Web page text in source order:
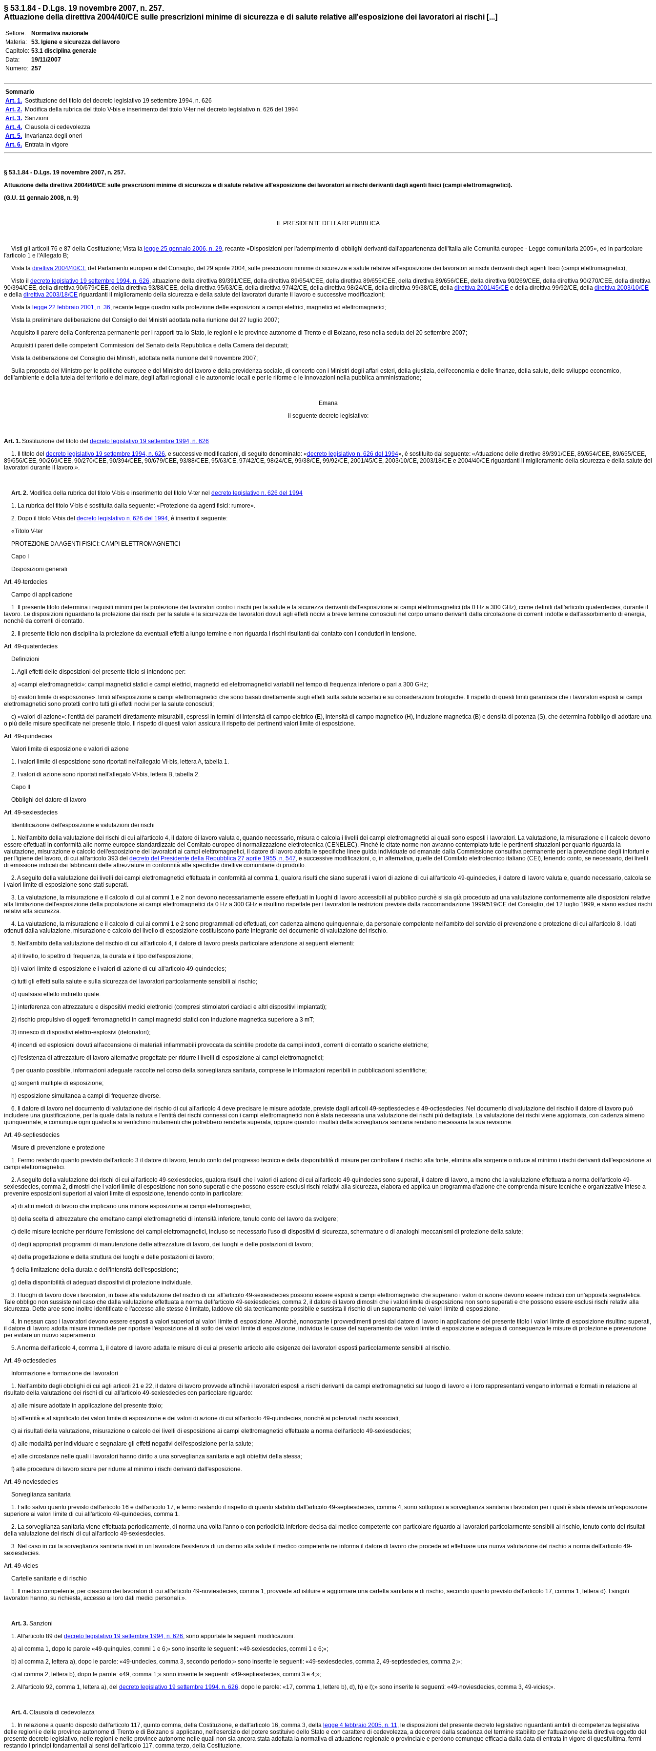
§ 53.1.84 - D.Lgs. 19 novembre 2007, n. 257.
Attuazione della direttiva 2004/40/CE sulle prescrizioni minime di sicurezza e di salute relative all'esposizione dei lavoratori ai rischi [...]
Settore:
Normativa nazionale
Materia:
53. Igiene e sicurezza del lavoro
Capitolo: 53.1 disciplina generale
Data:
19/11/2007
Numero: 257
Sommario
Art. 1. Sostituzione del titolo del decreto legislativo 19 settembre 1994, n. 626
Art. 2. Modifica della rubrica del titolo V-bis e inserimento del titolo V-ter nel decreto legislativo n. 626 del 1994
Art. 3. Sanzioni
Art. 4. Clausola di cedevolezza
Art. 5. Invarianza degli oneri
Art. 6. Entrata in vigore
§ 53.1.84 - D.Lgs. 19 novembre 2007, n. 257.
Attuazione della direttiva 2004/40/CE sulle prescrizioni minime di sicurezza e di salute relative all'esposizione dei lavoratori ai rischi derivanti dagli agenti fisici (campi elettromagnetici).
(G.U. 11 gennaio 2008, n. 9)
IL PRESIDENTE DELLA REPUBBLICA
Visti gli articoli 76 e 87 della Costituzione; Vista la legge 25 gennaio 2006, n. 29, recante «Disposizioni per l'adempimento di obblighi derivanti dall'appartenenza dell'Italia alle Comunità europee - Legge comunitaria 2005», ed in particolare
l'articolo 1 e l'Allegato B;
Vista la direttiva 2004/40/CE del Parlamento europeo e del Consiglio, del 29 aprile 2004, sulle prescrizioni minime di sicurezza e salute relative all'esposizione dei lavoratori ai rischi derivanti dagli agenti fisici (campi elettromagnetici);
Visto il decreto legislativo 19 settembre 1994, n. 626, attuazione della direttiva 89/391/CEE, della direttiva 89/654/CEE, della direttiva 89/655/CEE, della direttiva 89/656/CEE, della direttiva 90/269/CEE, della direttiva 90/270/CEE, della direttiva
90/394/CEE, della direttiva 90/679/CEE, della direttiva 93/88/CEE, della direttiva 95/63/CE, della direttiva 97/42/CE, della direttiva 98/24/CE, della direttiva 99/38/CE, della direttiva 2001/45/CE e della direttiva 99/92/CE, della direttiva 2003/10/CE
e della direttiva 2003/18/CE riguardanti il miglioramento della sicurezza e della salute dei lavoratori durante il lavoro e successive modificazioni;
Vista la legge 22 febbraio 2001, n. 36, recante legge quadro sulla protezione delle esposizioni a campi elettrici, magnetici ed elettromagnetici;
Vista la preliminare deliberazione del Consiglio dei Ministri adottata nella riunione del 27 luglio 2007;
Acquisito il parere della Conferenza permanente per i rapporti tra lo Stato, le regioni e le province autonome di Trento e di Bolzano, reso nella seduta del 20 settembre 2007;
Acquisiti i pareri delle competenti Commissioni del Senato della Repubblica e della Camera dei deputati;
Vista la deliberazione del Consiglio dei Ministri, adottata nella riunione del 9 novembre 2007;
Sulla proposta del Ministro per le politiche europee e del Ministro del lavoro e della previdenza sociale, di concerto con i Ministri degli affari esteri, della giustizia, dell'economia e delle finanze, della salute, dello sviluppo economico,
dell'ambiente e della tutela del territorio e del mare, degli affari regionali e le autonomie locali e per le riforme e le innovazioni nella pubblica amministrazione;
Emana
il seguente decreto legislativo:
Art. 1. Sostituzione del titolo del decreto legislativo 19 settembre 1994, n. 626
1. Il titolo del decreto legislativo 19 settembre 1994, n. 626, e successive modificazioni, di seguito denominato: «decreto legislativo n. 626 del 1994», è sostituito dal seguente: «Attuazione delle direttive 89/391/CEE, 89/654/CEE, 89/655/CEE,
89/656/CEE, 90/269/CEE, 90/270/CEE, 90/394/CEE, 90/679/CEE, 93/88/CEE, 95/63/CE, 97/42/CE, 98/24/CE, 99/38/CE, 99/92/CE, 2001/45/CE, 2003/10/CE, 2003/18/CE e 2004/40/CE riguardanti il miglioramento della sicurezza e della salute dei
lavoratori durante il lavoro.».
Art. 2. Modifica della rubrica del titolo V-bis e inserimento del titolo V-ter nel decreto legislativo n. 626 del 1994
1. La rubrica del titolo V-bis è sostituita dalla seguente: «Protezione da agenti fisici: rumore».
2. Dopo il titolo V-bis del decreto legislativo n. 626 del 1994, è inserito il seguente:
«Titolo V-ter
PROTEZIONE DA AGENTI FISICI: CAMPI ELETTROMAGNETICI
Capo I
Disposizioni generali
Art. 49-terdecies
Campo di applicazione
1. Il presente titolo determina i requisiti minimi per la protezione dei lavoratori contro i rischi per la salute e la sicurezza derivanti dall'esposizione ai campi elettromagnetici (da 0 Hz a 300 GHz), come definiti dall'articolo quaterdecies, durante il
lavoro. Le disposizioni riguardano la protezione dai rischi per la salute e la sicurezza dei lavoratori dovuti agli effetti nocivi a breve termine conosciuti nel corpo umano derivanti dalla circolazione di correnti indotte e dall'assorbimento di energia,
nonchè da correnti di contatto.
2. Il presente titolo non disciplina la protezione da eventuali effetti a lungo termine e non riguarda i rischi risultanti dal contatto con i conduttori in tensione.
Art. 49-quaterdecies
Definizioni
1. Agli effetti delle disposizioni del presente titolo si intendono per:
a) «campi elettromagnetici»: campi magnetici statici e campi elettrici, magnetici ed elettromagnetici variabili nel tempo di frequenza inferiore o pari a 300 GHz;
b) «valori limite di esposizione»: limiti all'esposizione a campi elettromagnetici che sono basati direttamente sugli effetti sulla salute accertati e su considerazioni biologiche. Il rispetto di questi limiti garantisce che i lavoratori esposti ai campi
elettromagnetici sono protetti contro tutti gli effetti nocivi per la salute conosciuti;
c) «valori di azione»: l'entità dei parametri direttamente misurabili, espressi in termini di intensità di campo elettrico (E), intensità di campo magnetico (H), induzione magnetica (B) e densità di potenza (S), che determina l'obbligo di adottare una
o più delle misure specificate nel presente titolo. Il rispetto di questi valori assicura il rispetto dei pertinenti valori limite di esposizione.
Art. 49-quindecies
Valori limite di esposizione e valori di azione
1. I valori limite di esposizione sono riportati nell'allegato VI-bis, lettera A, tabella 1.
2. I valori di azione sono riportati nell'allegato VI-bis, lettera B, tabella 2.
Capo II
Obblighi del datore di lavoro
Art. 49-sexiesdecies
Identificazione dell'esposizione e valutazioni dei rischi
1. Nell'ambito della valutazione dei rischi di cui all'articolo 4, il datore di lavoro valuta e, quando necessario, misura o calcola i livelli dei campi elettromagnetici ai quali sono esposti i lavoratori. La valutazione, la misurazione e il calcolo devono
essere effettuati in conformità alle norme europee standardizzate del Comitato europeo di normalizzazione elettrotecnica (CENELEC). Finchè le citate norme non avranno contemplato tutte le pertinenti situazioni per quanto riguarda la
valutazione, misurazione e calcolo dell'esposizione dei lavoratori ai campi elettromagnetici, il datore di lavoro adotta le specifiche linee guida individuate od emanate dalla Commissione consultiva permanente per la prevenzione degli infortuni e
per l'igiene del lavoro, di cui all'articolo 393 del decreto del Presidente della Repubblica 27 aprile 1955, n. 547, e successive modificazioni, o, in alternativa, quelle del Comitato elettrotecnico italiano (CEI), tenendo conto, se necessario, dei livelli
di emissione indicati dai fabbricanti delle attrezzature in confonnità alle specifiche direttive comunitarie di prodotto.
2. A seguito della valutazione dei livelli dei campi elettromagnetici effettuata in conformità al comma 1, qualora risulti che siano superati i valori di azione di cui all'articolo 49-quindecies, il datore di lavoro valuta e, quando necessario, calcola se
i valori limite di esposizione sono stati superati.
3. La valutazione, la misurazione e il calcolo di cui ai commi 1 e 2 non devono necessariamente essere effettuati in luoghi di lavoro accessibili al pubblico purchè si sia già proceduto ad una valutazione conformemente alle disposizioni relative
alla limitazione dell'esposizione della popolazione ai campi elettromagnetici da 0 Hz a 300 GHz e risultino rispettate per i lavoratori le restrizioni previste dalla raccomandazione 1999/519/CE del Consiglio, del 12 luglio 1999, e siano esclusi rischi
relativi alla sicurezza.
4. La valutazione, la misurazione e il calcolo di cui ai commi 1 e 2 sono programmati ed effettuati, con cadenza almeno quinquennale, da personale competente nell'ambito del servizio di prevenzione e protezione di cui all'articolo 8. I dati
ottenuti dalla valutazione, misurazione e calcolo del livello di esposizione costituiscono parte integrante del documento di valutazione del rischio.
5. Nell'ambito della valutazione del rischio di cui all'articolo 4, il datore di lavoro presta particolare attenzione ai seguenti elementi:
a) il livello, lo spettro di frequenza, la durata e il tipo dell'esposizione;
b) i valori limite di esposizione e i valori di azione di cui all'articolo 49-quindecies;
c) tutti gli effetti sulla salute e sulla sicurezza dei lavoratori particolarmente sensibili al rischio;
d) qualsiasi effetto indiretto quale:
1) interferenza con attrezzature e dispositivi medici elettronici (compresi stimolatori cardiaci e altri dispositivi impiantati);
2) rischio propulsivo di oggetti ferromagnetici in campi magnetici statici con induzione magnetica superiore a 3 mT;
3) innesco di dispositivi elettro-esplosivi (detonatori);
4) incendi ed esplosioni dovuti all'accensione di materiali infiammabili provocata da scintille prodotte da campi indotti, correnti di contatto o scariche elettriche;
e) l'esistenza di attrezzature di lavoro alternative progettate per ridurre i livelli di esposizione ai campi elettromagnetici;
f) per quanto possibile, informazioni adeguate raccolte nel corso della sorveglianza sanitaria, comprese le informazioni reperibili in pubblicazioni scientifiche;
g) sorgenti multiple di esposizione;
h) esposizione simultanea a campi di frequenze diverse.
6. Il datore di lavoro nel documento di valutazione del rischio di cui all'articolo 4 deve precisare le misure adottate, previste dagli articoli 49-septiesdecies e 49-octiesdecies. Nel documento di valutazione del rischio il datore di lavoro può
includere una giustificazione, per la quale data la natura e l'entità dei rischi connessi con i campi elettromagnetici non è stata necessaria una valutazione dei rischi più dettagliata. La valutazione dei rischi viene aggiornata, con cadenza almeno
quinquennale, e comunque ogni qualvolta si verifichino mutamenti che potrebbero renderla superata, oppure quando i risultati della sorveglianza sanitaria rendano necessaria la sua revisione.
Art. 49-septiesdecies
Misure di prevenzione e protezione
1. Fermo restando quanto previsto dall'articolo 3 il datore di lavoro, tenuto conto del progresso tecnico e della disponibilità di misure per controllare il rischio alla fonte, elimina alla sorgente o riduce al minimo i rischi derivanti dall'esposizione ai
campi elettromagnetici.
2. A seguito della valutazione dei rischi di cui all'articolo 49-sexiesdecies, qualora risulti che i valori di azione di cui all'articolo 49-quindecies sono superati, il datore di lavoro, a meno che la valutazione effettuata a norma dell'articolo 49-
sexiesdecies, comma 2, dimostri che i valori limite di esposizione non sono superati e che possono essere esclusi rischi relativi alla sicurezza, elabora ed applica un programma d'azione che comprenda misure tecniche e organizzative intese a
prevenire esposizioni superiori ai valori limite di esposizione, tenendo conto in particolare:
a) di altri metodi di lavoro che implicano una minore esposizione ai campi elettromagnetici;
b) della scelta di attrezzature che emettano campi elettromagnetici di intensità inferiore, tenuto conto del lavoro da svolgere;
c) delle misure tecniche per ridurre l'emissione dei campi elettromagnetici, incluso se necessario l'uso di dispositivi di sicurezza, schermature o di analoghi meccanismi di protezione della salute;
d) degli appropriati programmi di manutenzione delle attrezzature di lavoro, dei luoghi e delle postazioni di lavoro;
e) della progettazione e della struttura dei luoghi e delle postazioni di lavoro;
f) della limitazione della durata e dell'intensità dell'esposizione;
g) della disponibilità di adeguati dispositivi di protezione individuale.
3. I luoghi di lavoro dove i lavoratori, in base alla valutazione del rischio di cui all'articolo 49-sexiesdecies possono essere esposti a campi elettromagnetici che superano i valori di azione devono essere indicati con un'apposita segnaletica.
Tale obbligo non sussiste nel caso che dalla valutazione effettuata a norma dell'articolo 49-sexiesdecies, comma 2, il datore di lavoro dimostri che i valori limite di esposizione non sono superati e che possono essere esclusi rischi relativi alla
sicurezza. Dette aree sono inoltre identificate e l'accesso alle stesse è limitato, laddove ciò sia tecnicamente possibile e sussista il rischio di un superamento dei valori limite di esposizione.
4. In nessun caso i lavoratori devono essere esposti a valori superiori ai valori limite di esposizione. Allorchè, nonostante i provvedimenti presi dal datore di lavoro in applicazione del presente titolo i valori limite di esposizione risultino superati,
il datore di lavoro adotta misure immediate per riportare l'esposizione al di sotto dei valori limite di esposizione, individua le cause del superamento dei valori limite di esposizione e adegua di conseguenza le misure di protezione e prevenzione
per evitare un nuovo superamento.
5. A norma dell'articolo 4, comma 1, il datore di lavoro adatta le misure di cui al presente articolo alle esigenze dei lavoratori esposti particolarmente sensibili al rischio.
Art. 49-octiesdecies
Informazione e formazione dei lavoratori
1. Nell'ambito degli obblighi di cui agli articoli 21 e 22, il datore di lavoro provvede affinchè i lavoratori esposti a rischi derivanti da campi elettromagnetici sul luogo di lavoro e i loro rappresentanti vengano informati e formati in relazione al
risultato della valutazione dei rischi di cui all'articolo 49-sexiesdecies con particolare riguardo:
a) alle misure adottate in applicazione del presente titolo;
b) all'entità e al significato dei valori limite di esposizione e dei valori di azione di cui all'articolo 49-quindecies, nonchè ai potenziali rischi associati;
c) ai risultati della valutazione, misurazione o calcolo dei livelli di esposizione ai campi elettromagnetici effettuate a norma dell'articolo 49-sexiesdecies;
d) alle modalità per individuare e segnalare gli effetti negativi dell'esposizione per la salute;
e) alle circostanze nelle quali i lavoratori hanno diritto a una sorveglianza sanitaria e agli obiettivi della stessa;
f) alle procedure di lavoro sicure per ridurre al minimo i rischi derivanti dall'esposizione.
Art. 49-noviesdecies
Sorveglianza sanitaria
1. Fatto salvo quanto previsto dall'articolo 16 e dall'articolo 17, e fermo restando il rispetto di quanto stabilito dall'articolo 49-septiesdecies, comma 4, sono sottoposti a sorveglianza sanitaria i lavoratori per i quali è stata rilevata un'esposizione
superiore ai valori limite di cui all'articolo 49-quindecies, comma 1.
2. La sorveglianza sanitaria viene effettuata periodicamente, di norma una volta l'anno o con periodicità inferiore decisa dal medico competente con particolare riguardo ai lavoratori particolarmente sensibili al rischio, tenuto conto dei risultati
della valutazione dei rischi di cui all'articolo 49-sexiesdecies.
3. Nel caso in cui la sorveglianza sanitaria riveli in un lavoratore l'esistenza di un danno alla salute il medico competente ne informa il datore di lavoro che procede ad effettuare una nuova valutazione del rischio a norma dell'articolo 49-
sexiesdecies.
Art. 49-vicies
Cartelle sanitarie e di rischio
1. Il medico competente, per ciascuno dei lavoratori di cui all'articolo 49-noviesdecies, comma 1, provvede ad istituire e aggiornare una cartella sanitaria e di rischio, secondo quanto previsto dall'articolo 17, comma 1, lettera d). I singoli
lavoratori hanno, su richiesta, accesso ai loro dati medici personali.».
Art. 3. Sanzioni
1. All'articolo 89 del decreto legislativo 19 settembre 1994, n. 626, sono apportate le seguenti modificazioni:
a) al comma 1, dopo le parole «49-quinquies, commi 1 e 6;» sono inserite le seguenti: «49-sexiesdecies, commi 1 e 6;»;
b) al comma 2, lettera a), dopo le parole: «49-undecies, comma 3, secondo periodo;» sono inserite le seguenti: «49-sexiesdecies, comma 2, 49-septiesdecies, comma 2;»;
c) al comma 2, lettera b), dopo le parole: «49, comma 1;» sono inserite le seguenti: «49-septiesdecies, commi 3 e 4;»;
2. All'articolo 92, comma 1, lettera a), del decreto legislativo 19 settembre 1994, n. 626, dopo le parole: «17, comma 1, lettere b), d), h) e l);» sono inserite le seguenti: «49-noviesdecies, comma 3, 49-vicies;».
Art. 4. Clausola di cedevolezza
1. In relazione a quanto disposto dall'articolo 117, quinto comma, della Costituzione, e dall'articolo 16, comma 3, della legge 4 febbraio 2005, n. 11, le disposizioni del presente decreto legislativo riguardanti ambiti di competenza legislativa
delle regioni e delle province autonome di Trento e di Bolzano si applicano, nell'esercizio del potere sostituivo dello Stato e con carattere di cedevolezza, a decorrere dalla scadenza del termine stabilito per l'attuazione della direttiva oggetto del
presente decreto legislativo, nelle regioni e nelle province autonome nelle quali non sia ancora stata adottata la normativa di attuazione regionale o provinciale e perdono comunque efficacia dalla data di entrata in vigore di quest'ultima, fermi
restando i principi fondamentali ai sensi dell'articolo 117, comma terzo, della Costituzione.